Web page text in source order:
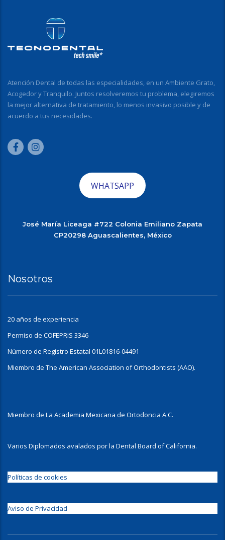
Atención Dental de todas las especialidades, en un Ambiente Grato,
Acogedor y Tranquilo. Juntos resolveremos tu problema, elegiremos
la mejor alternativa de tratamiento, lo menos invasivo posible y de
acuerdo a tus necesidades.
WHATSAPP
José María Liceaga #722 Colonia Emiliano Zapata
CP20298 Aguascalientes, México
Nosotros
20 años de experiencia
Permiso de COFEPRIS 3346
Número de Registro Estatal 01L01816-04491
Miembro de The American Association of Orthodontists (AAO).
Miembro de La Academia Mexicana de Ortodoncia A.C.
Varios Diplomados avalados por la Dental Board of California.
Políticas de cookies
Aviso de Privacidad